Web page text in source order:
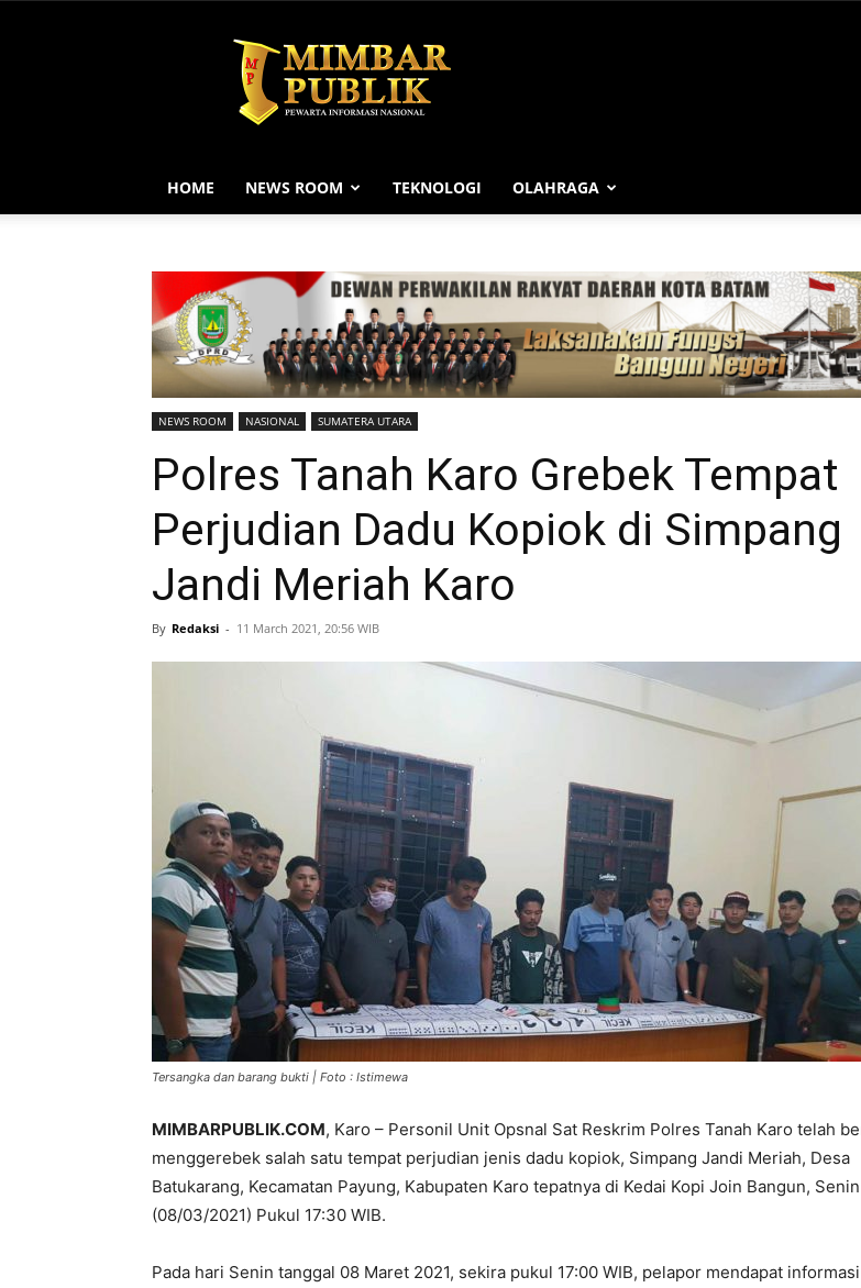
MIMBAR
PUBLIK
HOME NEWS ROOM TEKNOLOGI OLAHRAGA
NEWS ROOM NASIONAL SUMATERA UTARA
Polres Tanah Karo Grebek Tempat
Perjudian Dadu Kopiok di Simpang
Jandi Meriah Karo
By Redaksi - 11 March 2021, 20:56 WIB
Tersangka dan barang bukti | Foto : Istimewa
MIMBARPUBLIK.COM, Karo – Personil Unit Opsnal Sat Reskrim Polres Tanah Karo telah
menggerebek salah satu tempat perjudian jenis dadu kopiok, Simpang Jandi Meriah, Desa
Batukarang, Kecamatan Payung, Kabupaten Karo tepatnya di Kedai Kopi Join Bangun, Senin
(08/03/2021) Pukul 17:30 WIB.
Pada hari Senin tanggal 08 Maret 2021, sekira pukul 17:00 WIB, pelapor mendapat